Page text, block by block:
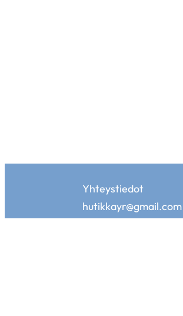
Yhteystiedot
hutikkayr@gmail.com